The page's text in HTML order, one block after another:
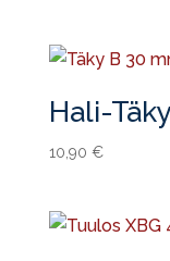
Hali-
10,90 €